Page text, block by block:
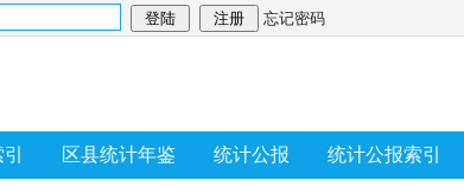
忘记密码
区县统计年鉴 统计公报 统计公报索引